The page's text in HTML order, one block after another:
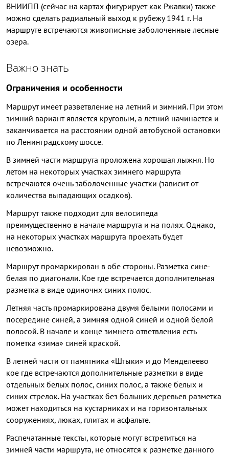
ВНИИПП (сейчас на картах фигурирует как Ржавки) также
можно сделать радиальный выход к рубежу 1941 г. На
маршруте встречаются живописные заболоченные лесные
озера.
Важно знать
Ограничения и особенности
Маршрут имеет разветвление на летний и зимний. При этом
зимний вариант является круговым, а летний начинается и
заканчивается на расстоянии одной автобусной остановки
по Ленинградскому шоссе.
В зимней части маршрута проложена хорошая лыжня. Но
летом на некоторых участках зимнего маршрута
встречаются очень заболоченные участки (зависит от
количества выпадающих осадков).
Маршрут также подходит для велосипеда
преимущественно в начале маршрута и на полях. Однако,
на некоторых участках маршрута проехать будет
невозможно.
Маршрут промаркирован в обе стороны. Разметка сине-
белая по диагонали. Кое где встречается дополнительная
разметка в виде одиночнх синих полос.
Летняя часть промаркирована двумя белыми полосами и
посередине синей, а зимняя одной синей и одной белой
полосой. В начале и конце зимнего ответвления есть
пометка «зима» синей краской.
В летней части от памятника «Штыки» и до Менделеево
кое где встречаются дополнительные разметки в виде
отдельных белых полос, синих полос, а также белых и
синих стрелок. На участках без больших деревьев разметка
может находиться на кустарниках и на горизонтальных
сооружениях, люках, плитах и асфальте.
Распечатанные тексты, которые могут встретиться на
зимней части маршрута, не относятся к разметке данного